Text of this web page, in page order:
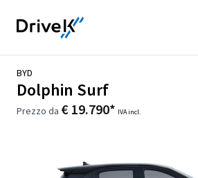
BYD
Dolphin Surf
Prezzo da € 19.790* IVA incl.